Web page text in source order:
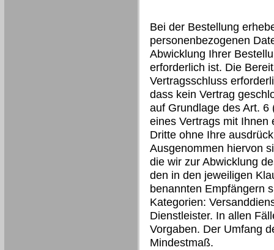
Bei der Bestellung
personenbezogenen
Abwicklung Ihrer
erforderlich ist. Die
Vertragsschluss
dass kein Vertrag
auf Grundlage des Art.
eines Vertrags mit Ihnen
Dritte ohne Ihre
Ausgenommen hiervon
die wir zur Abwicklung
den in den jeweiligen
benannten Empfängern
Kategorien:
Dienstleister. In allen
Vorgaben. Der Umfang
Mindestmaß.